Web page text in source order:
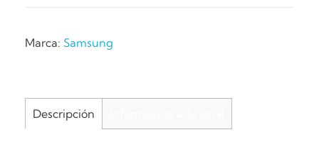
Marca: Samsung
Descripción